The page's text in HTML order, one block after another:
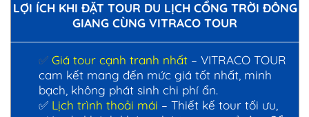
LỢI ÍCH KHI ĐẶT TOUR DU LỊCH CỔNG TRỜI ĐÔNG
GIANG CÙNG VITRACO TOUR
✅ Giá tour cạnh tranh nhất – VITRACO TOUR
cam kết mang đến mức giá tốt nhất, minh
bạch, không phát sinh chi phí ẩn.
✅ Lịch trình thoải mái – Thiết kế tour tối ưu,